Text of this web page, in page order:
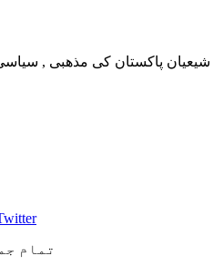
شیعیان پاکستان کی مذهبی , سیاسی
©2022